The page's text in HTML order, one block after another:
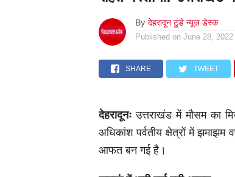
By देहरादून टुडे न्यूज़ डेस्क
Published on June 28, 2022
SHARE TWEET
देहरादूनः उत्तराखंड में मौसम का
अधिकांश पर्वतीय क्षेत्रों में झमाझम
आफत बन गई है।